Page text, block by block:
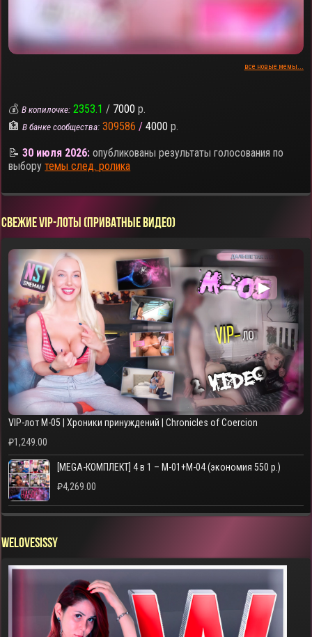
все новые мемы...
💰В копилочке: 2353.1 / 7000 р.
🏦В банке сообщества: 309586 / 4000 р.
📝30 июля 2026: опубликованы результаты голосования по
выборутемы след. ролика
СВЕЖИЕ VIP-ЛОТЫ (ПРИВАТНЫЕ ВИДЕО)
▶
VIP-лот M-05 | Хроники принуждений | Chronicles of Coercion
₽1,249.00
[MEGA-КОМПЛЕКТ] 4 в 1 – M-01+M-04 (экономия 550 р.)
₽4,269.00
WELOVESISSY